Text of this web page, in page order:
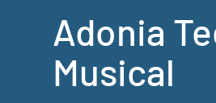
Adonia
Musical